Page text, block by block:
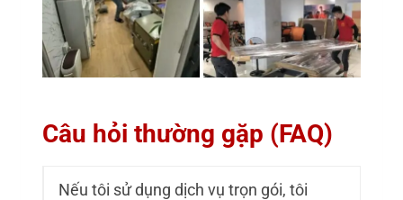
Câu hỏi thường gặp (FAQ)
Nếu tôi sử dụng dịch vụ trọn gói, tôi